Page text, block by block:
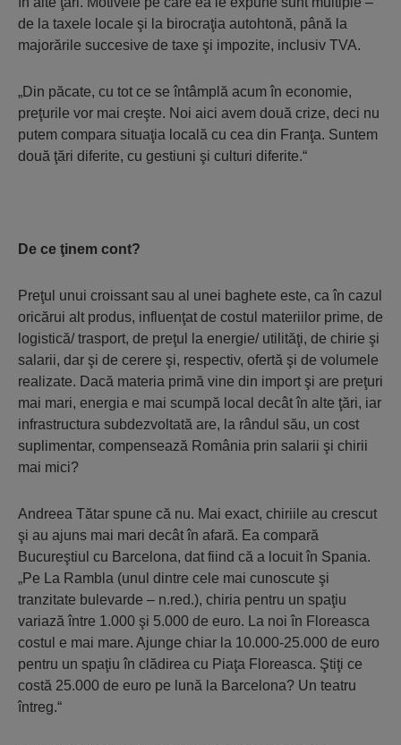
de la taxele locale şi la birocraţia autohtonă, până la
majorările succe­sive de taxe şi impozite, inclusiv TVA.
„Din păcate, cu tot ce se întâmplă acum în economie,
preţurile vor mai creşte. Noi aici avem două crize, deci nu
putem compara situaţia locală cu cea din Franţa. Suntem
două ţări diferite, cu gestiuni şi culturi diferite.“
De ce ţinem cont?
Preţul unui croissant sau al unei baghete este, ca în cazul
oricărui alt produs, influenţat de costul materiilor prime, de
logistică/ trasport, de preţul la energie/ utilităţi, de chirie şi
salarii, dar şi de cerere şi, respectiv, ofertă şi de volumele
realizate. Dacă materia primă vine din import şi are preţuri
mai mari, energia e mai scumpă local decât în alte ţări, iar
infrastructura subdezvoltată are, la rândul său, un cost
suplimentar, compensează România prin salarii şi chirii
mai mici?
Andreea Tătar spune că nu. Mai exact, chiriile au crescut
şi au ajuns mai mari decât în afară. Ea compară
Bucureştiul cu Barcelona, dat fiind că a locuit în Spania.
„Pe La Rambla (unul dintre cele mai cunoscute şi
tranzitate bulevarde – n.red.), chiria pentru un spaţiu
variază între 1.000 şi 5.000 de euro. La noi în Floreasca
costul e mai mare. Ajunge chiar la 10.000-25.000 de euro
pentru un spaţiu în clădirea cu Piaţa Floreasca. Ştiţi ce
costă 25.000 de euro pe lună la Barcelona? Un teatru
întreg.“